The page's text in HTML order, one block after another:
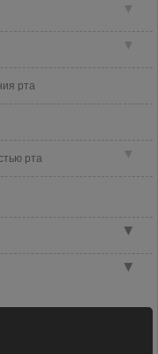
▼
▼
рта
▼
рта
▼
▼